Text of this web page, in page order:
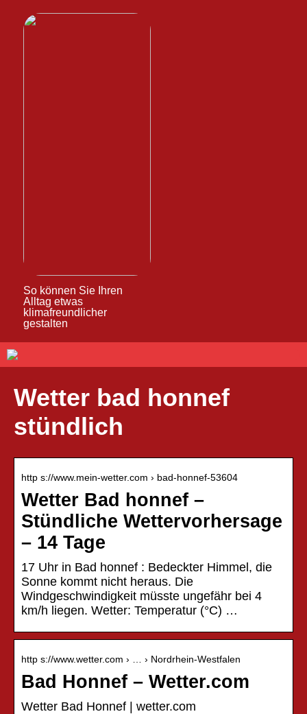
So können Sie Ihren
Alltag etwas
klimafreundlicher
gestalten
Wetter bad honnef
stündlich
http s://www.mein-wetter.com › bad-honnef-53604
Wetter Bad honnef –
Stündliche Wettervorhersage
– 14 Tage
17 Uhr in Bad honnef : Bedeckter Himmel, die
Sonne kommt nicht heraus. Die
Windgeschwindigkeit müsste ungefähr bei 4
km/h liegen. Wetter: Temperatur (°C) …
http s://www.wetter.com › … › Nordrhein-Westfalen
Bad Honnef – Wetter.com
Wetter Bad Honnef | wetter.com